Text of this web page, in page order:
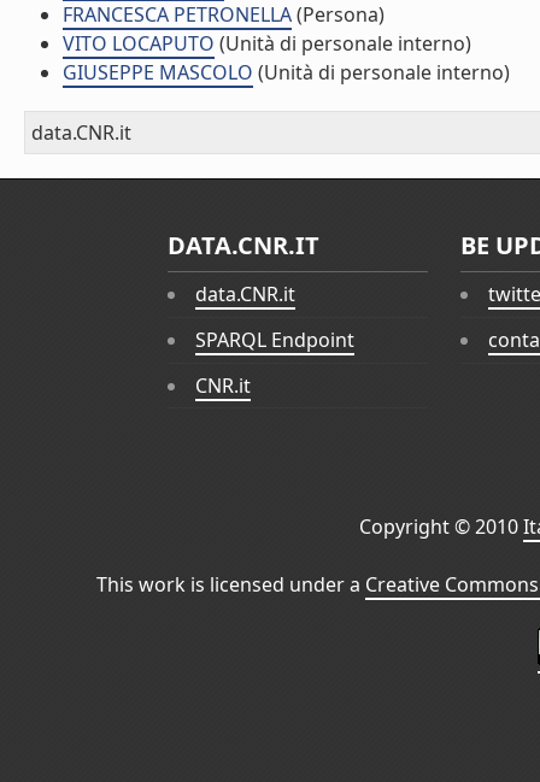
FRANCESCA PETRONELLA(Persona)
VITO LOCAPUTO (Unità di personale interno)
GIUSEPPE MASCOLO (Unità di personale interno)
data.CNR.it
DATA.CNR.IT
data.CNR.it
SPARQL Endpoint
CNR.it
BE
Copyright © 2010
This work is licensed under a Creative